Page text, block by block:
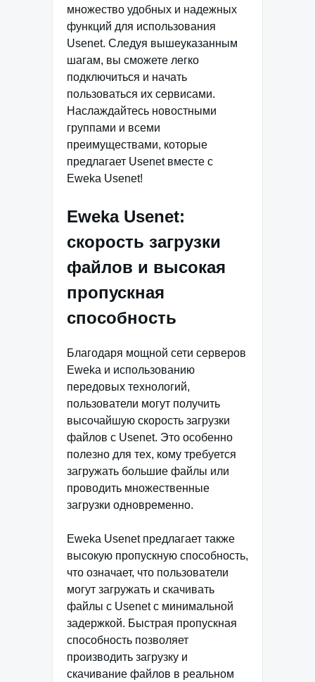
множество удобных и надежных
функций для использования
Usenet. Следуя вышеуказанным
шагам, вы сможете легко
подключиться и начать
пользоваться их сервисами.
Наслаждайтесь новостными
группами и всеми
преимуществами, которые
предлагает Usenet вместе с
Eweka Usenet!
Eweka Usenet:
скорость загрузки
файлов и высокая
пропускная
способность
Благодаря мощной сети серверов
Eweka и использованию
передовых технологий,
пользователи могут получить
высочайшую скорость загрузки
файлов с Usenet. Это особенно
полезно для тех, кому требуется
загружать большие файлы или
проводить множественные
загрузки одновременно.
Eweka Usenet предлагает также
высокую пропускную способность,
что означает, что пользователи
могут загружать и скачивать
файлы с Usenet с минимальной
задержкой. Быстрая пропускная
способность позволяет
производить загрузку и
скачивание файлов в реальном